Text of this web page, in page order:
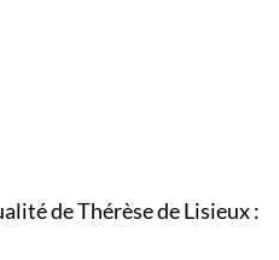
de Thérèse de Lisieux :